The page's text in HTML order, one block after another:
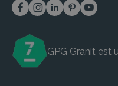
GPG Granit est